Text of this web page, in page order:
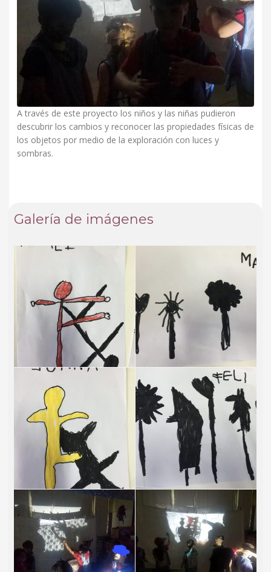
A través de este proyecto los niños y las niñas pudieron
descubrir los cambios y reconocer las propiedades físicas de
los objetos por medio de la exploración con luces y
sombras.
Galería de imágenes